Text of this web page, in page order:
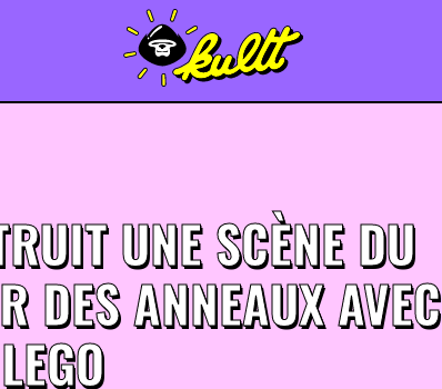
UNE SCÈNE DU
DES ANNEAUX AVEC